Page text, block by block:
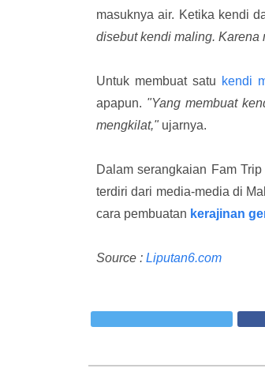
masuknya air. Ketika kendi
disebut kendi maling.
Untuk membuat satu kendi
apapun. "Yang membuat
mengkilat," ujarnya.
Dalam serangkaian Fam
terdiri dari media-media di
cara pembuatan kerajinan
Source : Liputan6.com